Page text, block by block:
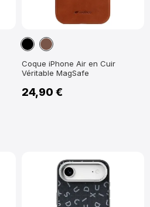
NoirMarron
Coque iPhone Air en Cuir
Véritable MagSafe
24,90 €